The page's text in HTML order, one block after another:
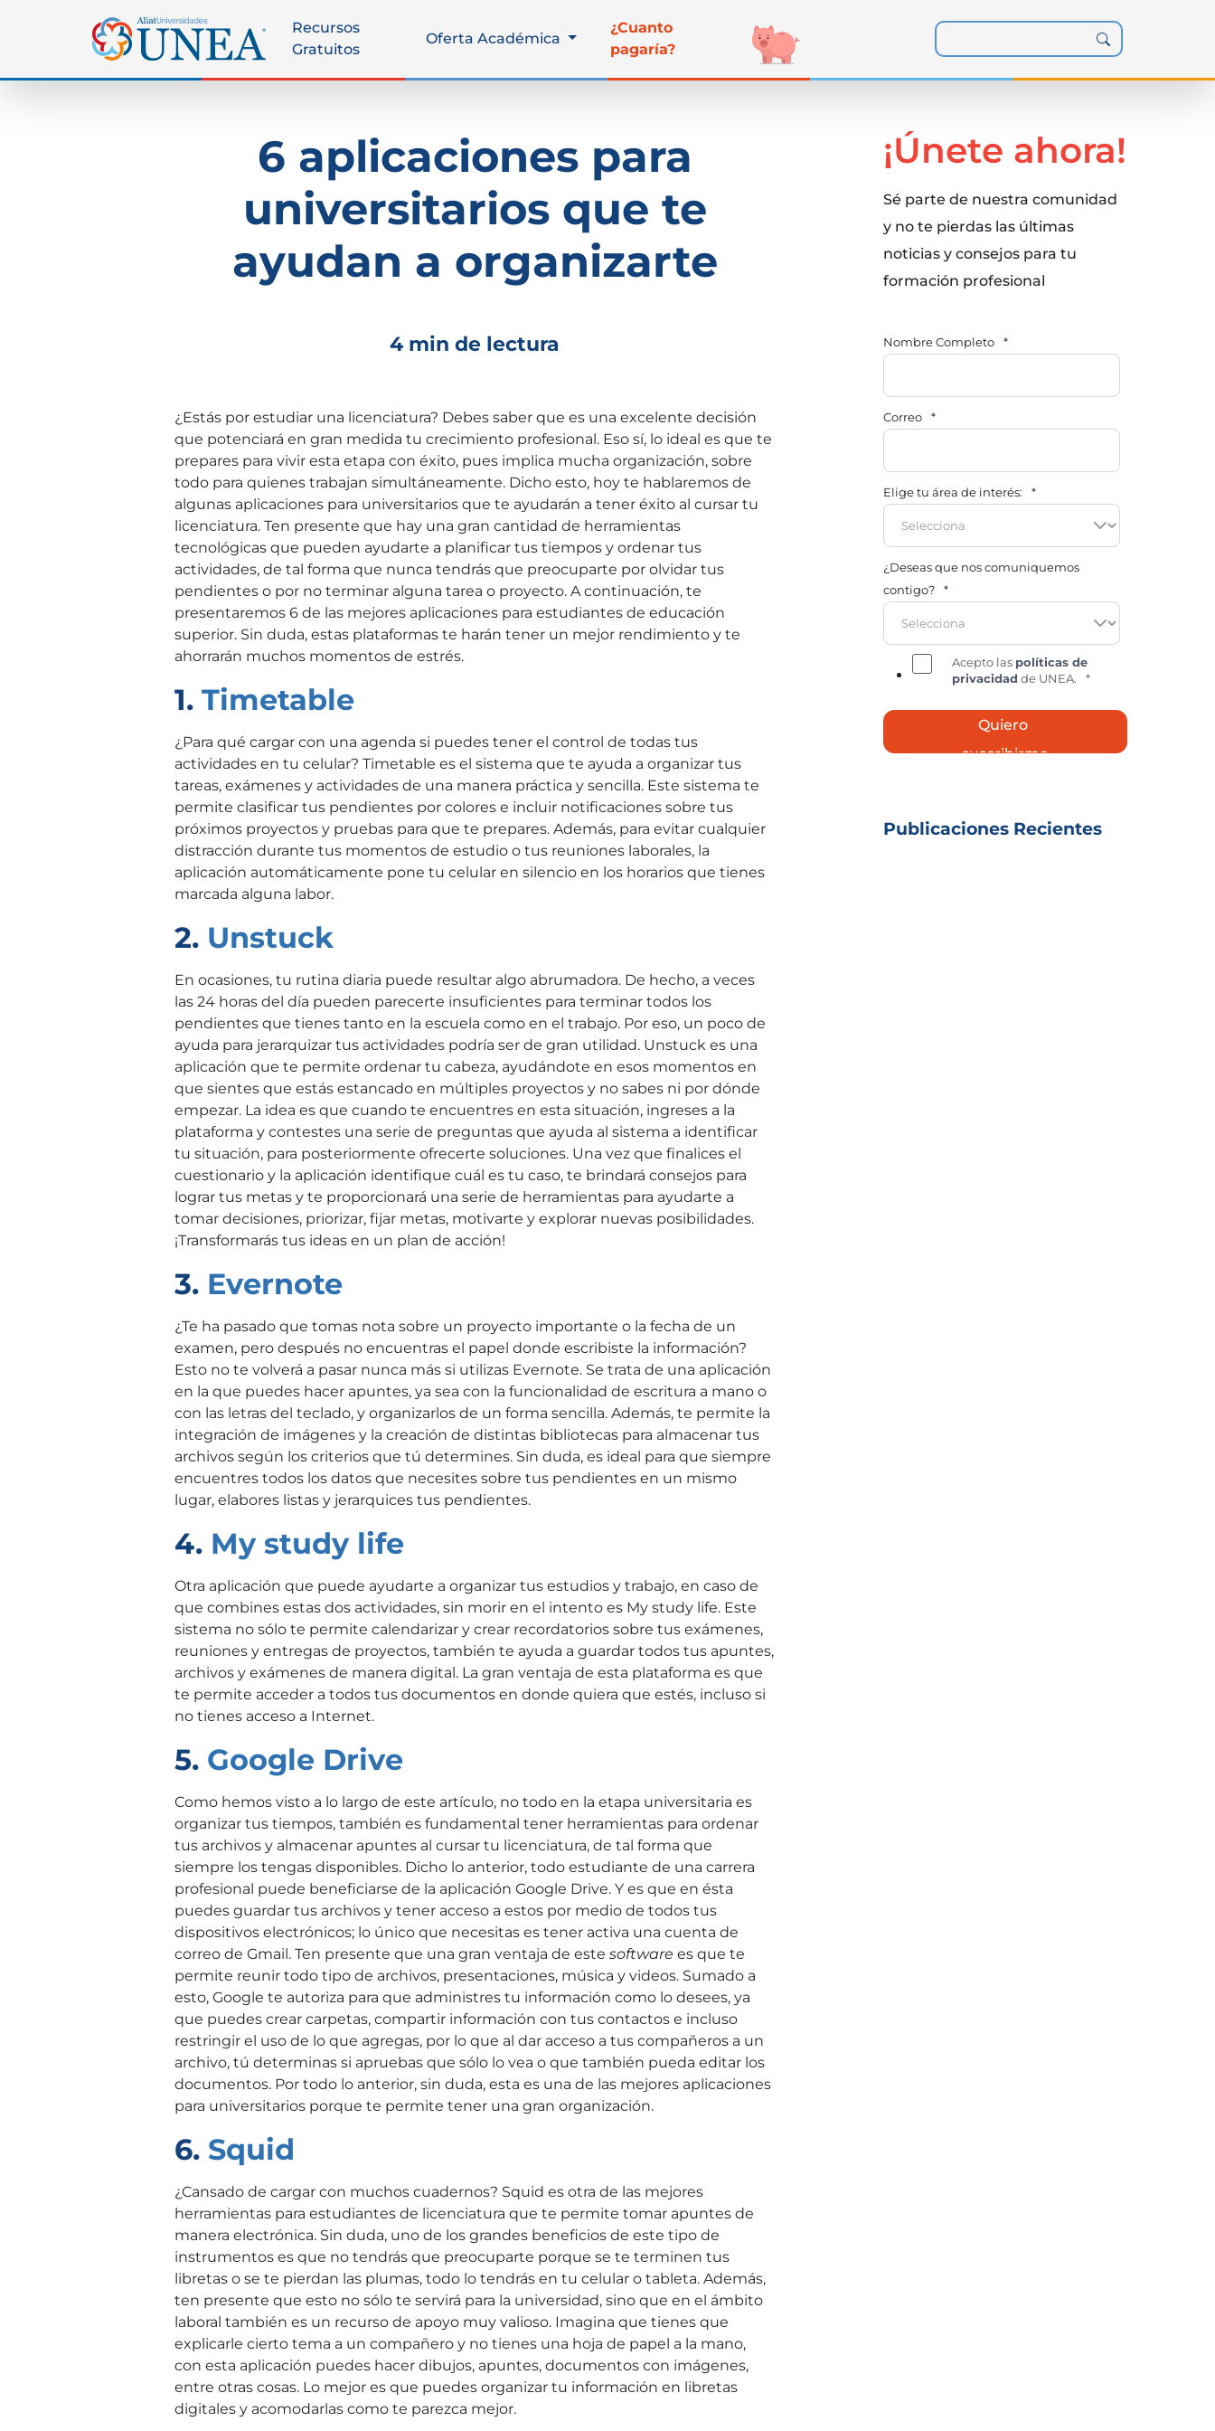
Recursos
Gratuitos
Oferta Académica
¿Cuanto
pagaría?
6 aplicaciones para
universitarios que te
ayudan a organizarte
4 min de lectura
¿Estás por estudiar una licenciatura? Debes saber que es una excelente decisión
que potenciará en gran medida tu crecimiento profesional. Eso sí, lo ideal es que te
prepares para vivir esta etapa con éxito, pues implica mucha organización, sobre
todo para quienes trabajan simultáneamente. Dicho esto, hoy te hablaremos de
algunas aplicaciones para universitarios que te ayudarán a tener éxito al cursar tu
licenciatura. Ten presente que hay una gran cantidad de herramientas
tecnológicas que pueden ayudarte a planificar tus tiempos y ordenar tus
actividades, de tal forma que nunca tendrás que preocuparte por olvidar tus
pendientes o por no terminar alguna tarea o proyecto. A continuación, te
presentaremos 6 de las mejores aplicaciones para estudiantes de educación
superior. Sin duda, estas plataformas te harán tener un mejor rendimiento y te
ahorrarán muchos momentos de estrés.
1.Timetable
¿Para qué cargar con una agenda si puedes tener el control de todas tus
actividades en tu celular? Timetable es el sistema que te ayuda a organizar tus
tareas, exámenes y actividades de una manera práctica y sencilla. Este sistema te
permite clasificar tus pendientes por colores e incluir notificaciones sobre tus
próximos proyectos y pruebas para que te prepares. Además, para evitar cualquier
distracción durante tus momentos de estudio o tus reuniones laborales, la
aplicación automáticamente pone tu celular en silencio en los horarios que tienes
marcada alguna labor.
2. Unstuck
En ocasiones, tu rutina diaria puede resultar algo abrumadora. De hecho, a veces
las 24 horas del día pueden parecerte insuficientes para terminar todos los
pendientes que tienes tanto en la escuela como en el trabajo. Por eso, un poco de
ayuda para jerarquizar tus actividades podría ser de gran utilidad. Unstuck es una
aplicación que te permite ordenar tu cabeza, ayudándote en esos momentos en
que sientes que estás estancado en múltiples proyectos y no sabes ni por dónde
empezar. La idea es que cuando te encuentres en esta situación, ingreses a la
plataforma y contestes una serie de preguntas que ayuda al sistema a identificar
tu situación, para posteriormente ofrecerte soluciones. Una vez que finalices el
cuestionario y la aplicación identifique cuál es tu caso, te brindará consejos para
lograr tus metas y te proporcionará una serie de herramientas para ayudarte a
tomar decisiones, priorizar, fijar metas, motivarte y explorar nuevas posibilidades.
¡Transformarás tus ideas en un plan de acción!
3. Evernote
¿Te ha pasado que tomas nota sobre un proyecto importante o la fecha de un
examen, pero después no encuentras el papel donde escribiste la información?
Esto no te volverá a pasar nunca más si utilizas Evernote. Se trata de una aplicación
en la que puedes hacer apuntes, ya sea con la funcionalidad de escritura a mano o
con las letras del teclado, y organizarlos de un forma sencilla. Además, te permite la
integración de imágenes y la creación de distintas bibliotecas para almacenar tus
archivos según los criterios que tú determines. Sin duda, es ideal para que siempre
encuentres todos los datos que necesites sobre tus pendientes en un mismo
lugar, elabores listas y jerarquices tus pendientes.
4. My study life
Otra aplicación que puede ayudarte a organizar tus estudios y trabajo, en caso de
que combines estas dos actividades, sin morir en el intento es My study life. Este
sistema no sólo te permite calendarizar y crear recordatorios sobre tus exámenes,
reuniones y entregas de proyectos, también te ayuda a guardar todos tus apuntes,
archivos y exámenes de manera digital. La gran ventaja de esta plataforma es que
te permite acceder a todos tus documentos en donde quiera que estés, incluso si
no tienes acceso a Internet.
5. Google Drive
Como hemos visto a lo largo de este artículo, no todo en la etapa universitaria es
organizar tus tiempos, también es fundamental tener herramientas para ordenar
tus archivos y almacenar apuntes al cursar tu licenciatura, de tal forma que
siempre los tengas disponibles. Dicho lo anterior, todo estudiante de una carrera
profesional puede beneficiarse de la aplicación Google Drive. Y es que en ésta
puedes guardar tus archivos y tener acceso a estos por medio de todos tus
dispositivos electrónicos; lo único que necesitas es tener activa una cuenta de
correo de Gmail. Ten presente que una gran ventaja de estesoftware es que te
permite reunir todo tipo de archivos, presentaciones, música y videos. Sumado a
esto, Google te autoriza para que administres tu información como lo desees, ya
que puedes crear carpetas, compartir información con tus contactos e incluso
restringir el uso de lo que agregas, por lo que al dar acceso a tus compañeros a un
archivo, tú determinas si apruebas que sólo lo vea o que también pueda editar los
documentos. Por todo lo anterior, sin duda, esta es una de las mejores aplicaciones
para universitarios porque te permite tener una gran organización.
6. Squid
¿Cansado de cargar con muchos cuadernos? Squid es otra de las mejores
herramientas para estudiantes de licenciatura que te permite tomar apuntes de
manera electrónica. Sin duda, uno de los grandes beneficios de este tipo de
instrumentos es que no tendrás que preocuparte porque se te terminen tus
libretas o se te pierdan las plumas, todo lo tendrás en tu celular o tableta. Además,
ten presente que esto no sólo te servirá para la universidad, sino que en el ámbito
laboral también es un recurso de apoyo muy valioso. Imagina que tienes que
explicarle cierto tema a un compañero y no tienes una hoja de papel a la mano,
con esta aplicación puedes hacer dibujos, apuntes, documentos con imágenes,
entre otras cosas. Lo mejor es que puedes organizar tu información en libretas
digitales y acomodarlas como te parezca mejor.
¡Únete ahora!
Sé parte de nuestra comunidad
y no te pierdas las últimas
noticias y consejos para tu
formación profesional
Nombre Completo *
Correo *
Elige tu área de interés: *
¿Deseas que nos comuniquemos
contigo?
*
Acepto las políticas de
privacidad de UNEA. *
Publicaciones Recientes